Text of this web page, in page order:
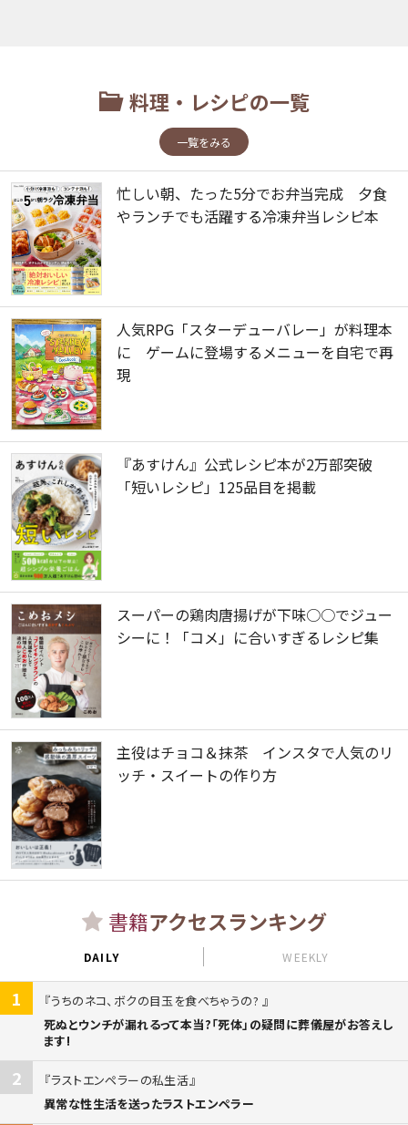
料理・レシピの一覧
一覧をみる
忙しい朝、たった5分でお弁当完成 夕食
やランチでも活躍する冷凍弁当レシピ本
人気RPG「スターデューバレー」が料理本
に ゲームに登場するメニューを自宅で再
現
『あすけん』公式レシピ本が2万部突破
「短いレシピ」125品目を掲載
スーパーの鶏肉唐揚げが下味○○でジュー
シーに！「コメ」に合いすぎるレシピ集
主役はチョコ＆抹茶 インスタで人気のリ
ッチ・スイートの作り方
書籍アクセスランキング
DAILY WEEKLY
1
うちのネコ、ボクの目玉を食べちゃうの?
死ぬとウンチが漏れるって本当?「死体」の疑問に葬儀屋がお答えし
ます!
2
ラストエンペラーの私生活
異常な性生活を送ったラストエンペラー